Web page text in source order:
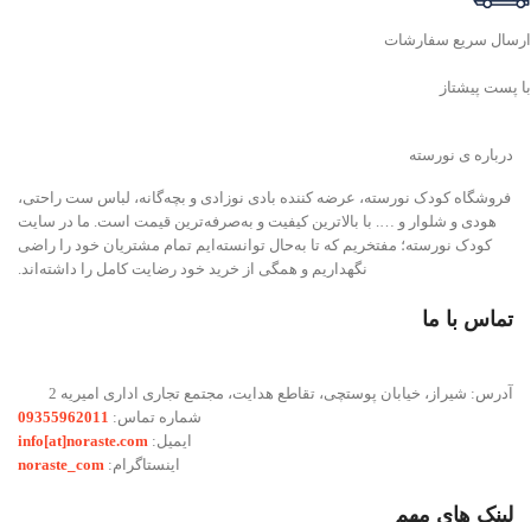
ارسال سریع سفارشات
با پست پیشتاز
درباره ی نورسته
فروشگاه کودک نورسته، عرضه کننده بادی نوزادی و بچه‌گانه، لباس ست راحتی،
هودی و شلوار و …. با بالاترین کیفیت و به‌صرفه‌ترین قیمت است. ما در سایت
کودک نورسته؛ مفتخریم که تا به‌حال توانسته‌ایم تمام مشتریان خود را راضی
نگهداریم و همگی از خرید خود رضایت کامل را داشته‌اند.
تماس با ما
آدرس: شیراز، خیابان پوستچی، تقاطع هدایت، مجتمع تجاری اداری امیریه 2
شماره تماس: 09355962011
ایمیل: info[at]noraste.com
اینستاگرام: noraste_com
لینک های مهم